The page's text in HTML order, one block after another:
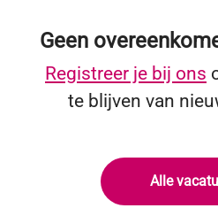
Geen
Registreer je bij ons
te blijven van
Alle